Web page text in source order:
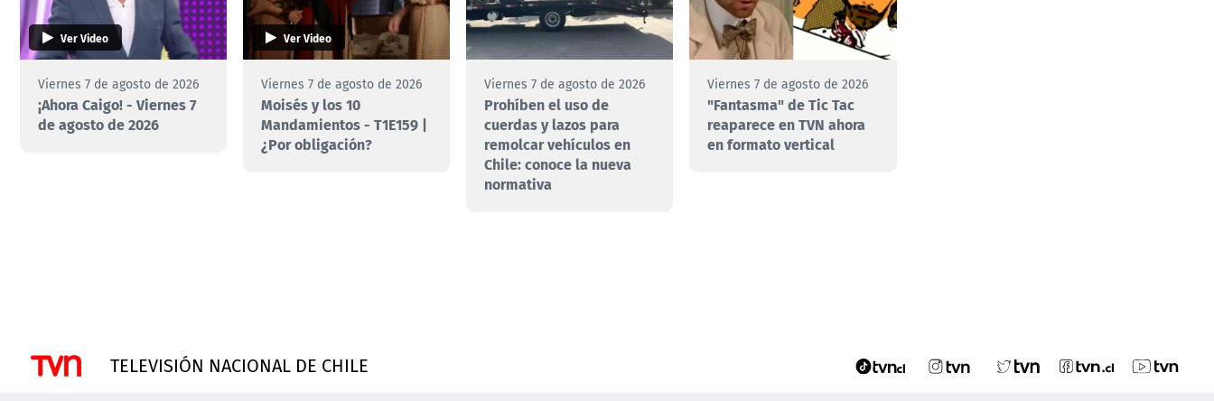
Ver Video
Viernes 7 de agosto de 2026
¡Ahora Caigo! - Viernes 7
de agosto de 2026
Ver Video
Viernes 7 de agosto de 2026
Moisés y los 10
Mandamientos - T1E159 |
¿Por obligación?
Viernes 7 de agosto de 2026
Prohíben el uso de
cuerdas y lazos para
remolcar vehículos en
Chile: conoce la nueva
normativa
Viernes 7 de agosto de 2026
"Fantasma" de Tic Tac
reaparece en TVN ahora
en formato vertical
TELEVISIÓN NACIONAL DE CHILE